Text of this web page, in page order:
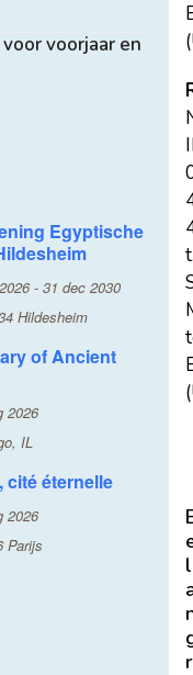
voorjaar en
Egyptische
- 31 dec 2030
Hildesheim
of Ancient
2026
IL
cité éternelle
2026
Parijs
l
r